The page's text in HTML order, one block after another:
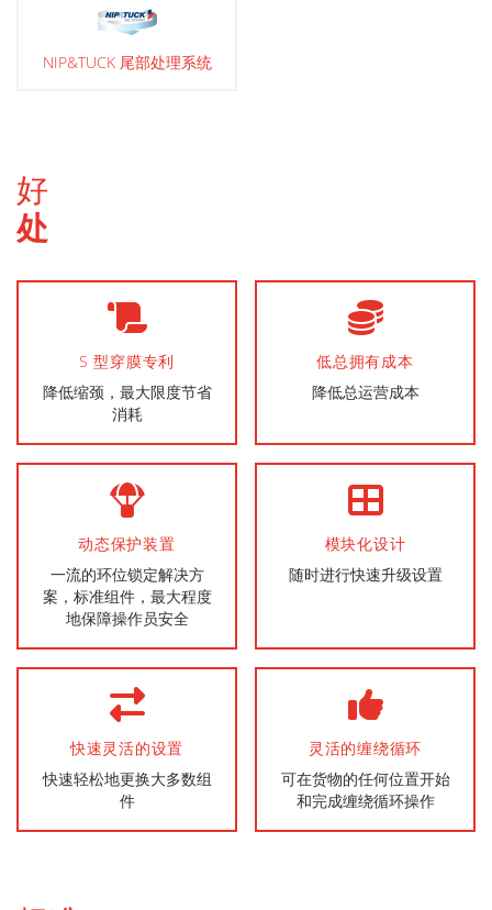
NIP&TUCK 尾部处理系统
好
处
S 型穿膜专利
降低缩颈，最大限度节省
消耗
低总拥有成本
降低总运营成本
动态保护装置
一流的环位锁定解决方
案，标准组件，最大程度
地保障操作员安全
模块化设计
随时进行快速升级设置
快速灵活的设置
快速轻松地更换大多数组
件
灵活的缠绕循环
可在货物的任何位置开始
和完成缠绕循环操作